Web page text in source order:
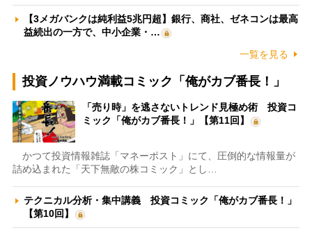
【3メガバンクは純利益5兆円超】銀行、商社、ゼネコンは最高
益続出の一方で、中小企業・…
一覧を見る
投資ノウハウ満載コミック「俺がカブ番長！」
「売り時」を逃さないトレンド見極め術 投資コ
ミック「俺がカブ番長！」【第11回】
かつて投資情報雑誌「マネーポスト」にて、圧倒的な情報量が
詰め込まれた「天下無敵の株コミック」とし…
テクニカル分析・集中講義 投資コミック「俺がカブ番長！」
【第10回】